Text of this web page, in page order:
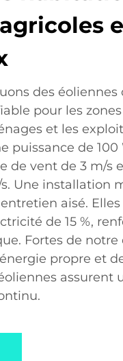
des
pour les
et les
puissance de 100
de vent de 3 m/s
Une installation
aisé.
de 15 %,
Fortes de notre
propre et
assurent